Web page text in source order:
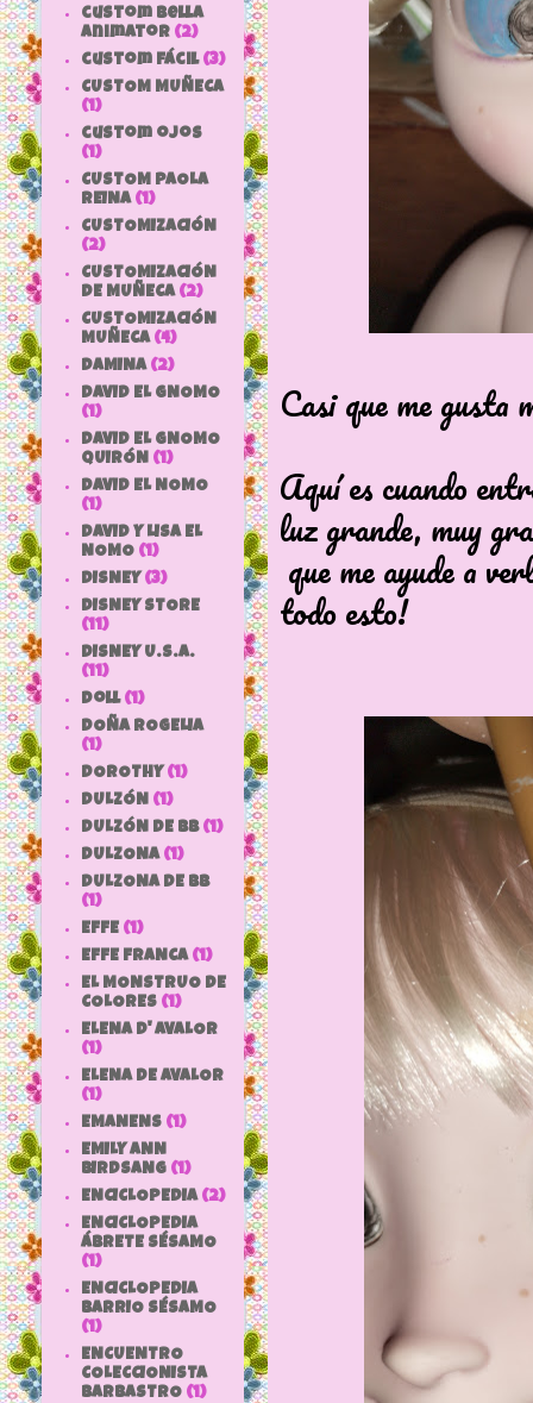
Casi que me gusta
Aquí es cuando
luz grande, muy
que me ayude a
todo esto!
custom bella
animator (2)
custom fácil (3)
CUSTOM MUÑECA
(1)
custom ojos
(1)
CUSTOM PAOLA
REINA (1)
CUSTOMIZACIÓN
(2)
CUSTOMIZACIÓN
DE MUÑECA (2)
CUSTOMIZACIÓN
MUÑECA (4)
DAMINA (2)
DAVID EL GNOMO
(1)
DAVID EL GNOMO
QUIRÓN (1)
DAVID EL NOMO
(1)
DAVID Y LISA EL
NOMO (1)
DISNEY (3)
DISNEY STORE
(11)
DISNEY U.S.A.
(11)
doll (1)
DOÑA ROGELIA
(1)
DOROTHY (1)
DULZÓN (1)
DULZÓN DE BB (1)
DULZONA (1)
DULZONA DE BB
(1)
EFFE (1)
EFFE FRANCA (1)
EL MONSTRUO DE
COLORES (1)
ELENA D' AVALOR
(1)
ELENA DE AVALOR
(1)
EMANENS (1)
EMILY ANN
BIRDSANG (1)
ENCICLOPEDIA (2)
ENCICLOPEDIA
ÁBRETE SÉSAMO
(1)
ENCICLOPEDIA
BARRIO SÉSAMO
(1)
ENCUENTRO
COLECCIONISTA
BARBASTRO (1)